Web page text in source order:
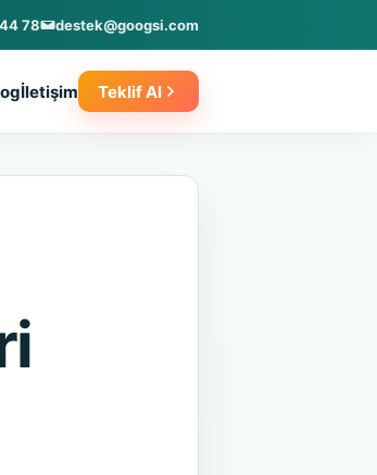
78 destek@googsi.com
İletişim Teklif Al